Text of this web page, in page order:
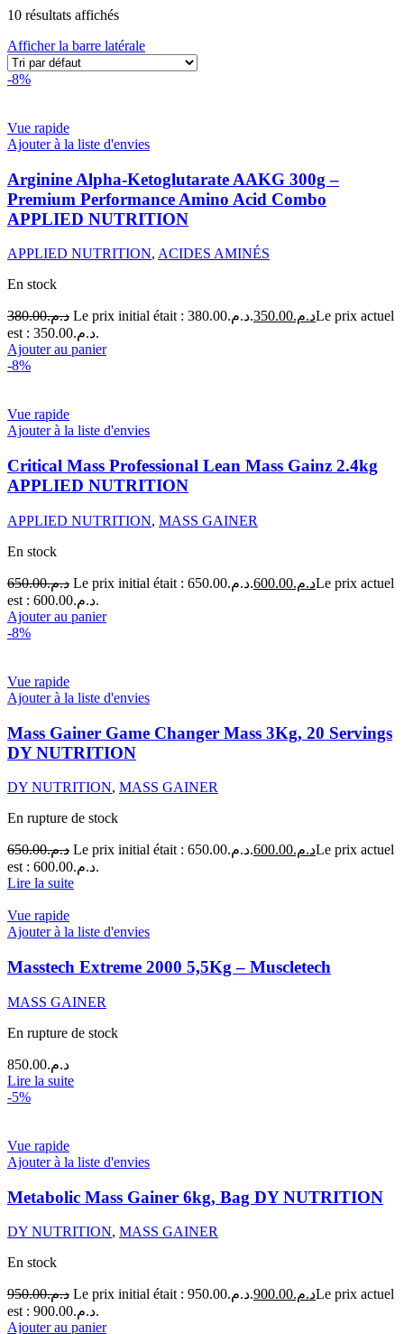
10 résultats affichés
Afficher la barre latérale
-8%
Vue rapide
Ajouter à la liste d'envies
Arginine Alpha-Ketoglutarate AAKG 300g –
Premium Performance Amino Acid Combo
APPLIED NUTRITION
APPLIED NUTRITION, ACIDES AMINÉS
En stock
د.م.380.00 Le prix initial était : د.م.380.00. د.م.350.00
Le prix actuel
est : د.م.350.00.
Ajouter au panier
-8%
Vue rapide
Ajouter à la liste d'envies
Critical Mass Professional Lean Mass Gainz 2.4kg
APPLIED NUTRITION
APPLIED NUTRITION, MASS GAINER
En stock
د.م.650.00 Le prix initial était : د.م.650.00. د.م.600.00
Le prix actuel
est : د.م.600.00.
Ajouter au panier
-8%
Vue rapide
Ajouter à la liste d'envies
Mass Gainer Game Changer Mass 3Kg, 20 Servings
DY NUTRITION
DY NUTRITION, MASS GAINER
En rupture de stock
د.م.650.00 Le prix initial était : د.م.650.00. د.م.600.00
Le prix actuel
est : د.م.600.00.
Lire la suite
Vue rapide
Ajouter à la liste d'envies
Masstech Extreme 2000 5,5Kg – Muscletech
MASS GAINER
En rupture de stock
د.م.850.00
Lire la suite
-5%
Vue rapide
Ajouter à la liste d'envies
Metabolic Mass Gainer 6kg, Bag DY NUTRITION
DY NUTRITION, MASS GAINER
En stock
د.م.950.00 Le prix initial était : د.م.950.00. د.م.900.00
Le prix actuel
est : د.م.900.00.
Ajouter au panier